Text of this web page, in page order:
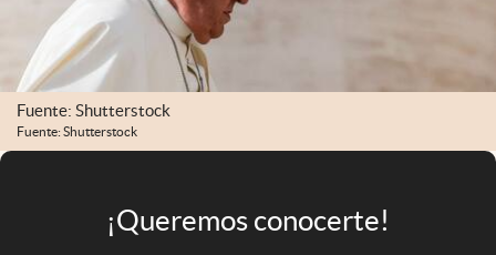
Mediakit
abre en nueva pestaña
Argentina
Fuente: Shutterstock
Fuente: Shutterstock
¡Queremos conocerte!